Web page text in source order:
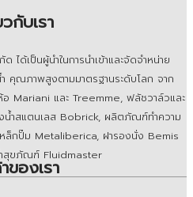
กับเรา
ด้เป็นผู้นำในการนำเข้าและจัดจำหน่าย
ณภาพสูงตามมาตรฐานระดับโลก จาก
อ Mariani และ Treemme, ฟลัชวาล์วและ
ำสแตนเลส Bobrick, ผลิตภัณฑ์ทำความ
ล็กปั๊ม Metaliberica, ฝารองนั่ง Bemis
ำสุขภัณฑ์ Fluidmaster
ของเรา